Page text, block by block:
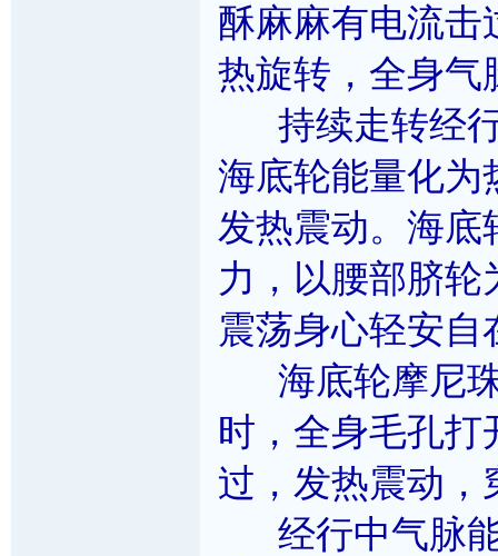
酥麻麻有电流击
热旋转，全身气
持续走转经行
海底轮能量化为
发热震动。海底
力，以腰部脐
震荡身心轻安
海底轮摩尼珠
时，全身毛孔打
过，发热震动，
经行中气脉能